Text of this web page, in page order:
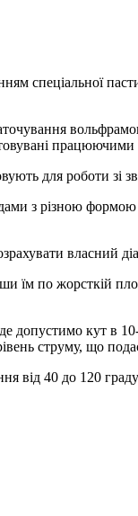
спеціальної
для роботи зі
з різною формою
власний
їм по жорсткій
кут в
струму, що
від 40 до 120